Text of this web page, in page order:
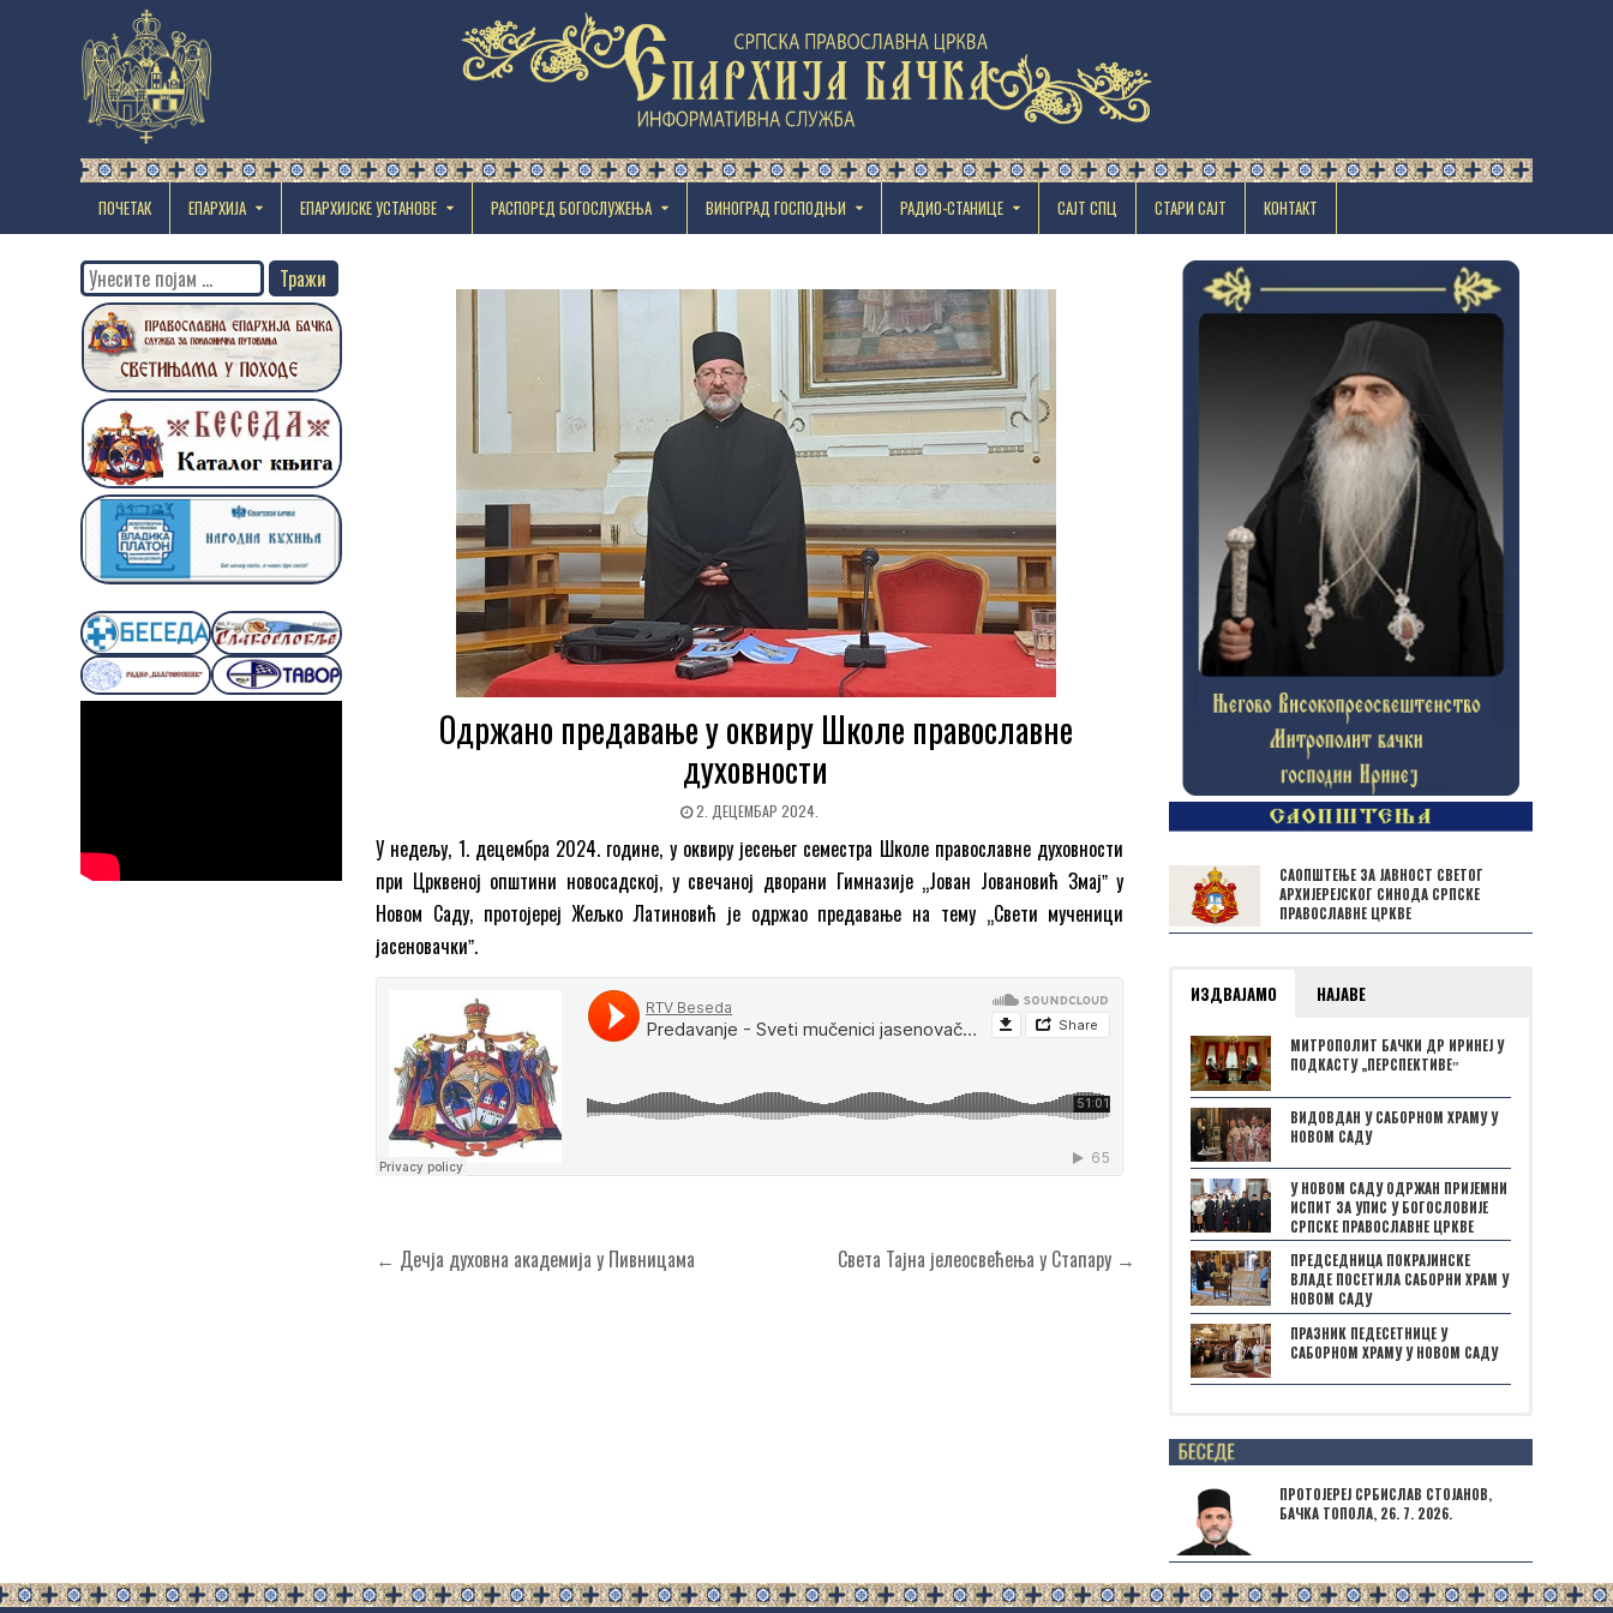
ПОЧЕТАК ЕПАРХИЈА EПАРХИЈСКЕ УСТАНОВЕ РАСПОРЕД БОГОСЛУЖЕЊА ВИНОГРАД ГОСПОДЊИ РАДИО-СТАНИЦЕ САЈТ СПЦ СТАРИ САЈТ КОНТАКТ
Одржано предавање у оквиру Школе православне
духовности
2. ДЕЦЕМБАР 2024.
У недељу, 1. децембра 2024. године, у оквиру јесењег семестра Школе православне духовности
при Црквеној општини новосадској, у свечаној дворани Гимназије „Јован Јовановић Змајˮ у
Новом Саду, протојереј Жељко Латиновић је одржао предавање на тему „Свети мученици
јасеновачкиˮ.
Кретање
← Дечја духовна академија у Пивницама Света Тајна јелеосвећења у Стапару →
Search
for:
САОПШТЕЊЕ ЗА ЈАВНОСТ СВЕТОГ
АРХИЈЕРЕЈСКОГ СИНОДА СРПСКЕ
ПРАВОСЛАВНЕ ЦРКВЕ
ИЗДВАЈАМО НАЈАВЕ
МИТРОПОЛИТ БАЧКИ ДР ИРИНЕЈ У
ПОДКАСТУ „ПЕРСПЕКТИВЕˮ
ВИДОВДАН У САБОРНОМ ХРАМУ У
НОВОМ САДУ
У НОВОМ САДУ ОДРЖАН ПРИЈЕМНИ
ИСПИТ ЗА УПИС У БОГОСЛОВИЈЕ
СРПСКЕ ПРАВОСЛАВНЕ ЦРКВЕ
ПРЕДСЕДНИЦА ПОКРАЈИНСКЕ
ВЛАДЕ ПОСЕТИЛА САБОРНИ ХРАМ У
НОВОМ САДУ
ПРАЗНИК ПЕДЕСЕТНИЦЕ У
САБОРНОМ ХРАМУ У НОВОМ САДУ
Posts not found
ПРОТОЈЕРЕЈ СРБИСЛАВ СТОЈАНОВ,
БАЧКА ТОПОЛА, 26. 7. 2026.